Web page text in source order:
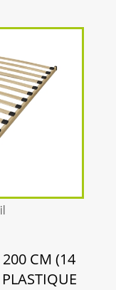
200 CM (14